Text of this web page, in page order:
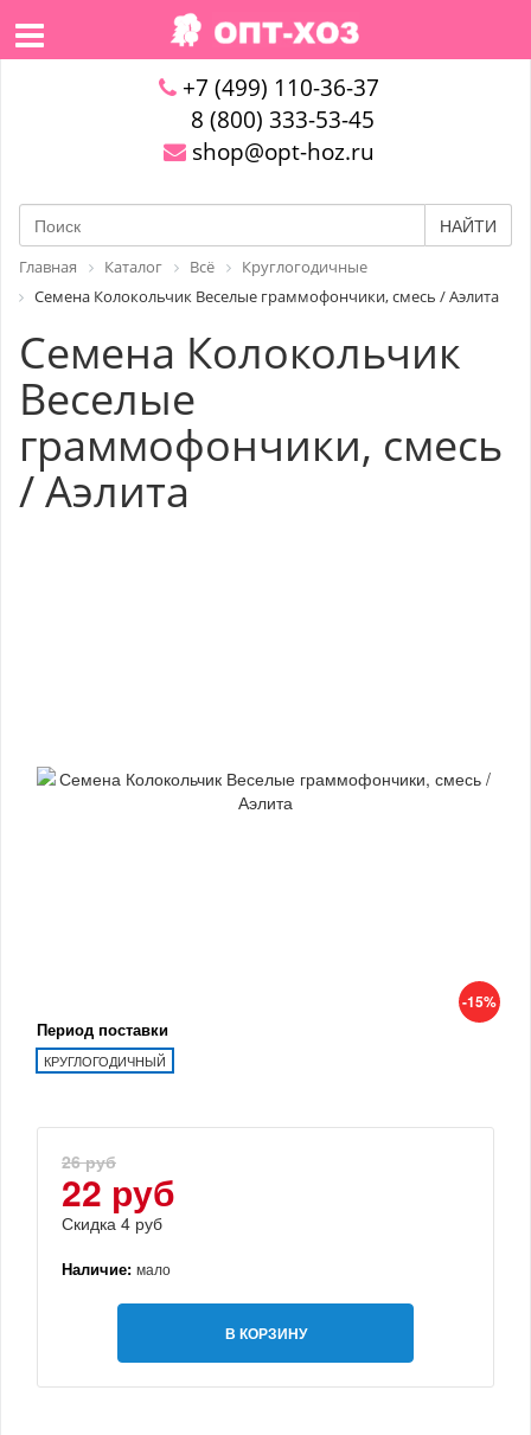
+7 (499) 110-36-37
8 (800) 333-53-45
shop@opt-hoz.ru
НАЙТИ
Главная Каталог Всё
Круглогодичные
Семена Колокольчик Веселые граммофончики, смесь / Аэлита
Семена Колокольчик
Веселые
граммофончики, смесь
/ Аэлита
-15%
Период поставки
КРУГЛОГОДИЧНЫЙ
26 руб
22 руб
Скидка 4 руб
Наличие: мало
В КОРЗИНУ